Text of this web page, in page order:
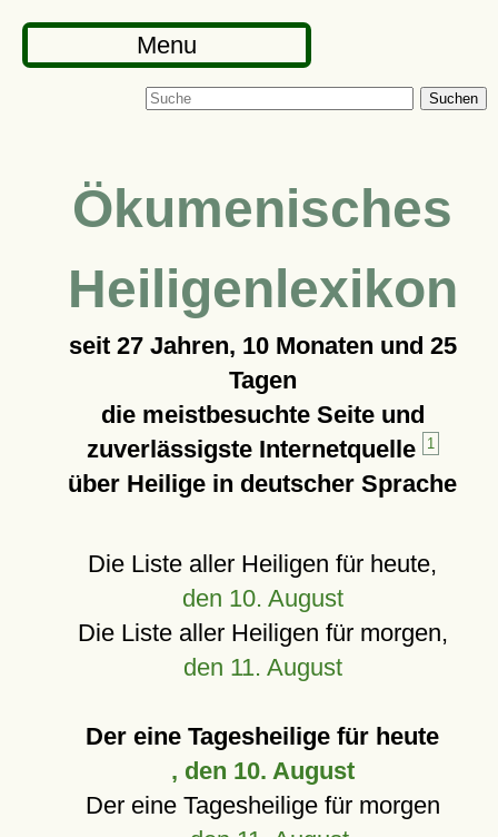
Menu
Suchen
Ökumenisches
Heiligenlexikon
seit 27 Jahren, 10 Monaten und 25
Tagen
die meistbesuchte Seite und
zuverlässigste Internetquelle
1
über Heilige in deutscher Sprache
Die Liste aller Heiligen für heute,
den 10. August
Die Liste aller Heiligen für morgen,
den 11. August
Der eine Tagesheilige für heute
, den 10. August
Der eine Tagesheilige für morgen